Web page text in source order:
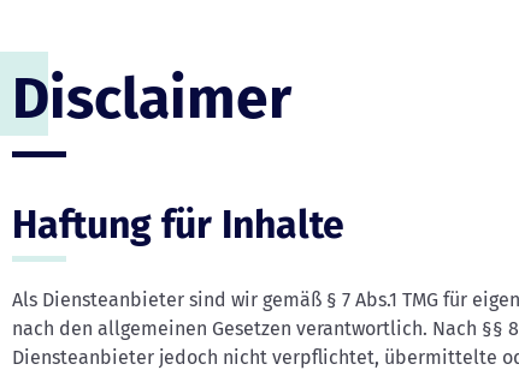
Disclaimer
Haftung für Inhalte
Als Diensteanbieter sind wir gemäß § 7 Abs.1 TMG für
nach den allgemeinen Gesetzen verantwortlich. Nach §§
Diensteanbieter jedoch nicht verpflichtet, übermittelte